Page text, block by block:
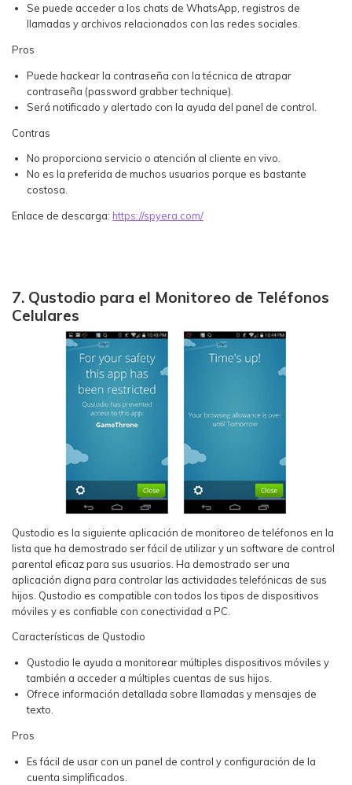
Se puede acceder a los chats de WhatsApp, registros de
llamadas y archivos relacionados con las redes sociales.
Pros
Puede hackear la contraseña con la técnica de atrapar
contraseña (password grabber technique).
Será notificado y alertado con la ayuda del panel de control.
Contras
No proporciona servicio o atención al cliente en vivo.
No es la preferida de muchos usuarios porque es bastante
costosa.
Enlace de descarga: https://spyera.com/
7. Qustodio para el Monitoreo de Teléfonos
Celulares
Qustodio es la siguiente aplicación de monitoreo de teléfonos en la
lista que ha demostrado ser fácil de utilizar y un software de control
parental eficaz para sus usuarios. Ha demostrado ser una
aplicación digna para controlar las actividades telefónicas de sus
hijos. Qustodio es compatible con todos los tipos de dispositivos
móviles y es confiable con conectividad a PC.
Características de Qustodio
Qustodio le ayuda a monitorear múltiples dispositivos móviles y
también a acceder a múltiples cuentas de sus hijos.
Ofrece información detallada sobre llamadas y mensajes de
texto.
Pros
Es fácil de usar con un panel de control y configuración de la
cuenta simplificados.